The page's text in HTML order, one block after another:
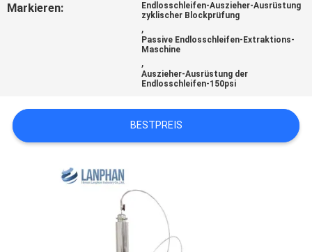
SITEMAP
DATENSCHUTZRICHTLINIE
Markieren:
Endlosschleifen-Auszieher-Ausrüstung
zyklischer Blockprüfung
,
Passive Endlosschleifen-Extraktions-
Maschine
,
Auszieher-Ausrüstung der
Endlosschleifen-150psi
BESTPREIS